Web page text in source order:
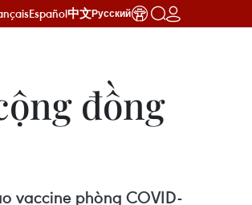
Español中文Русский
đồng
vaccine phòng COVID-